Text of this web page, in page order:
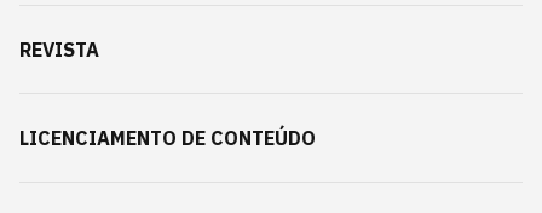
REVISTA
LICENCIAMENTO DE CONTEÚDO